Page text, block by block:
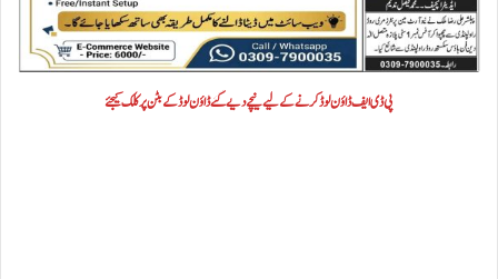
پی ڈی ایف ڈاؤن لوڈ کرنے کے لیے نیچے دیے گئے ڈاؤن لوڈ کے بٹن پر کلک کیجئے